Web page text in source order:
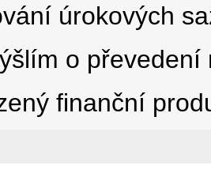
úrokových
o
finanční